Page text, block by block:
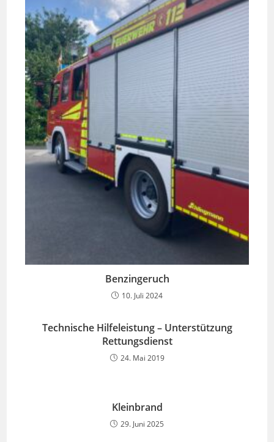
Benzingeruch
10. Juli 2024
Technische Hilfeleistung – Unterstützung
Rettungsdienst
24. Mai 2019
Kleinbrand
29. Juni 2025